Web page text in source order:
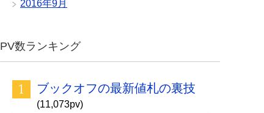
2016年9月
PV数ランキング
ブックオフの最新値札の裏技
(11,073pv)